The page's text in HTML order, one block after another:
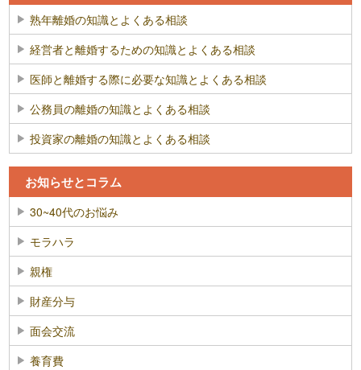
熟年離婚の知識とよくある相談
経営者と離婚するための知識とよくある相談
医師と離婚する際に必要な知識とよくある相談
公務員の離婚の知識とよくある相談
投資家の離婚の知識とよくある相談
お知らせとコラム
30~40代のお悩み
モラハラ
親権
財産分与
面会交流
養育費